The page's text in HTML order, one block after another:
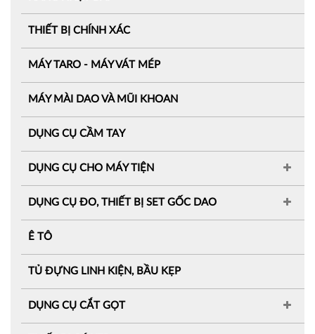
THIẾT BỊ CHÍNH XÁC
MÁY TARO - MÁY VÁT MÉP
MÁY MÀI DAO VÀ MŨI KHOAN
DỤNG CỤ CẦM TAY
DỤNG CỤ CHO MÁY TIỆN
DỤNG CỤ ĐO, THIẾT BỊ SET GỐC DAO
Ê TÔ
TỦ ĐỰNG LINH KIỆN, BẦU KẸP
DỤNG CỤ CẮT GỌT